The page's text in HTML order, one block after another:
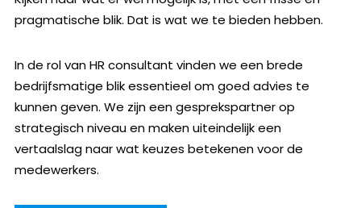
pragmatische blik. Dat is wat we te bieden hebben.
In de rol van HR consultant vinden we een brede
bedrijfsmatige blik essentieel om goed advies te
kunnen geven. We zijn een gesprekspartner op
strategisch niveau en maken uiteindelijk een
vertaalslag naar wat keuzes betekenen voor de
medewerkers.